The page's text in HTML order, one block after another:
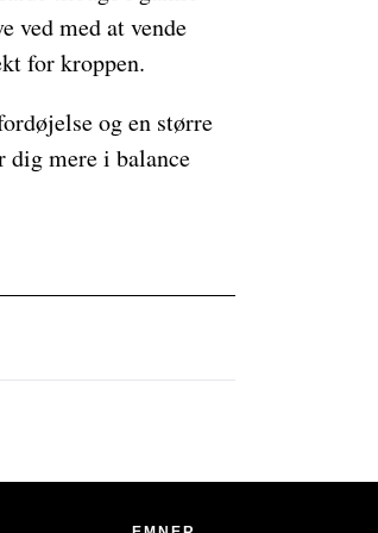
ved med at vende
for kroppen.
og en større
dig mere i balance